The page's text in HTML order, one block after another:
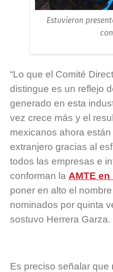
Estuvieron
“Lo que el Comité
distingue es un reflejo
generado en esta
vez crece más y el
mexicanos ahora
extranjero gracias al
todos las empresas e
conforman la AMTE en
poner en alto el
nominados por quinta
sostuvo Herrera Garza.
Es preciso señalar que